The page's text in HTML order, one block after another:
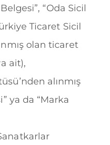
“Oda Sicil
Ticaret Sicil
olan ticaret
ait),
alınmış
ya da “Marka